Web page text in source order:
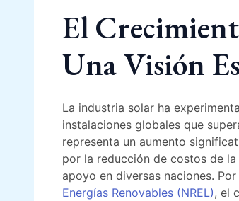
El
Una Visión
La industria solar ha
instalaciones globales que
representa un aumento
por la reducción de costos de
apoyo en diversas naciones.
Energías Renovables (NREL), el